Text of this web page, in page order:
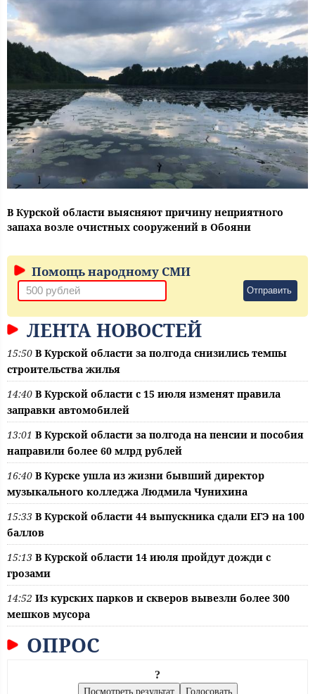
В Курской области выясняют причину неприятного
запаха возле очистных сооружений в Обояни
Помощь народному СМИ
Отправить
ЛЕНТА НОВОСТЕЙ
15:50 В Курской области за полгода снизились темпы
строительства жилья
14:40 В Курской области с 15 июля изменят правила
заправки автомобилей
13:01 В Курской области за полгода на пенсии и пособия
направили более 60 млрд рублей
16:40 В Курске ушла из жизни бывший директор
музыкального колледжа Людмила Чунихина
15:33 В Курской области 44 выпускника сдали ЕГЭ на 100
баллов
15:13 В Курской области 14 июля пройдут дожди с
грозами
14:52 Из курских парков и скверов вывезли более 300
мешков мусора
ОПРОС
?